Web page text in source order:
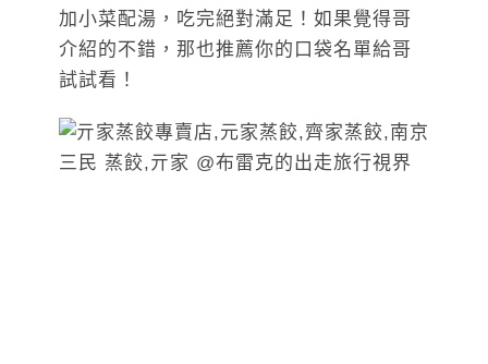
加小菜配湯，吃完絕對滿足！如果覺得哥
介紹的不錯，那也推薦你的口袋名單給哥
試試看！